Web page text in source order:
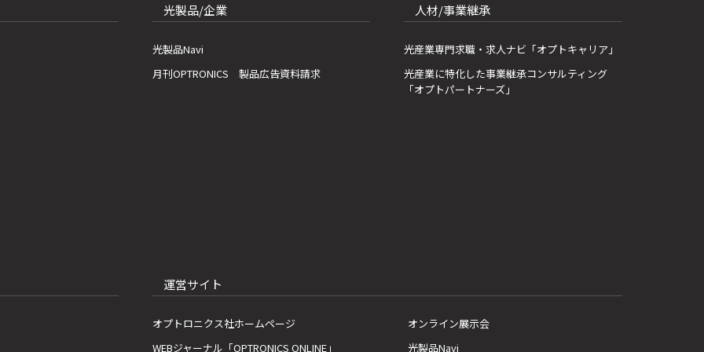
光製品/企業
光製品Navi
月刊OPTRONICS 製品広告資料請求
人材/事業継承
光産業専門求職・求人ナビ「オプトキャリア」
光産業に特化した事業継承コンサルティング
「オプトパートナーズ」
運営サイト
オプトロニクス社ホームページ
WEBジャーナル「OPTRONICS ONLINE」
オンライン展示会
光製品Navi